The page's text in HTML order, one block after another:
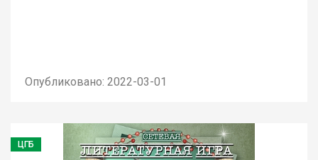
Опубликовано: 2022-03-01
ЦГБ